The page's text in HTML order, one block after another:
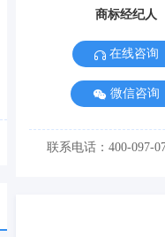
商标经纪人
在线咨询
微信咨询
联系电话：400-097-